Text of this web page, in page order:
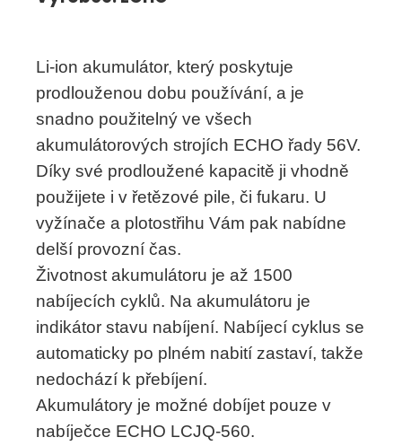
Li-ion akumulátor, který poskytuje
prodlouženou dobu používání, a je
snadno použitelný ve všech
akumulátorových strojích ECHO řady 56V.
Díky své prodloužené kapacitě ji vhodně
použijete i v řetězové pile, či fukaru. U
vyžínače a plotostřihu Vám pak nabídne
delší provozní čas.
Životnost akumulátoru je až 1500
nabíjecích cyklů. Na akumulátoru je
indikátor stavu nabíjení. Nabíjecí cyklus se
automaticky po plném nabití zastaví, takže
nedochází k přebíjení.
Akumulátory je možné dobíjet pouze v
nabíječce ECHO LCJQ-560.